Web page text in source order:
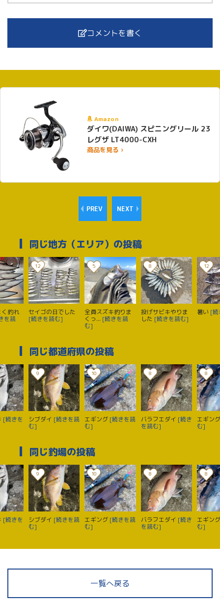
コメントを書く
Amazon
ダイワ(DAIWA) スピニングリール 23
レグザ LT4000-CXH
商品を見る ›
PREV NEXT
同じ地方（エリア）の投稿
釣れ
を読
12
セイゴの日でした
[続きを読む]
5
全員スズキ釣りま
くっ... [続きを読
む]
8
投げサビキやりま
した [続きを読む]
12
暑い [続
同じ都道府県の投稿
[続きを
9
シブダイ [続きを読
む]
10
エギング [続きを読
む]
8
バラフエダイ [続き
を読む]
8
エギン
む]
同じ釣場の投稿
[続きを
9
シブダイ [続きを読
む]
10
エギング [続きを読
む]
8
バラフエダイ [続き
を読む]
8
エギン
む]
一覧へ戻る